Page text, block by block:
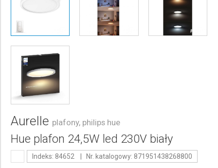
Aurelle plafony, philips hue
Hue plafon 24,5W led 230V biały
Indeks: 84652 | Nr. katalogowy: 871951438268800